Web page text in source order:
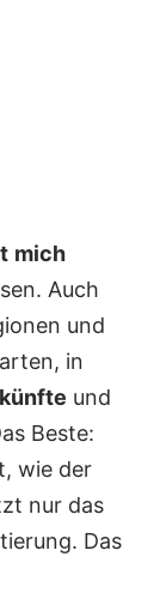
mich
Auch
und
in
und
Beste:
wie der
nur das
Das